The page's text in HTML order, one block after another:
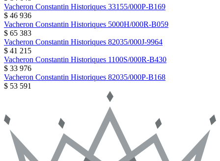
Vacheron Constantin Historiques 33155/000P-B169
$ 46 936
Vacheron Constantin Historiques 5000H/000R-B059
$ 65 383
Vacheron Constantin Historiques 82035/000J-9964
$ 41 215
Vacheron Constantin Historiques 1100S/000R-B430
$ 33 976
Vacheron Constantin Historiques 82035/000P-B168
$ 53 591